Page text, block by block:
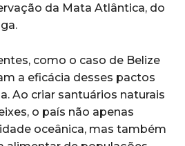
da Mata Atlântica, do
como o caso de Belize
a eficácia desses pactos
Ao criar santuários naturais
o país não apenas
oceânica, mas também